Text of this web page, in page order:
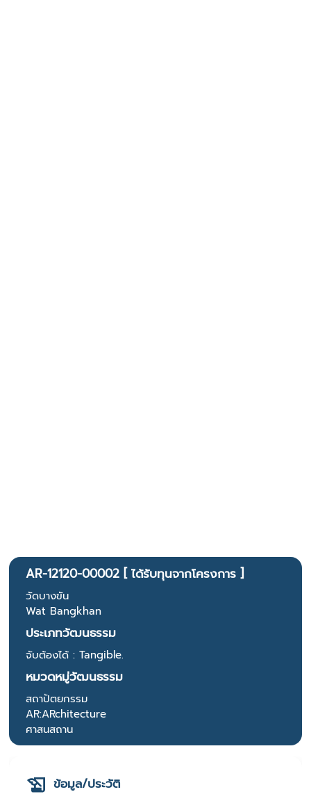
AR-12120-00002 [ ได้รับทุนจากโครงการ ]
วัดบางขัน
Wat Bangkhan
ประเภทวัฒนธรรม
จับต้องได้ : Tangible.
หมวดหมู่วัฒนธรรม
สถาปัตยกรรม
AR:ARchitecture
ศาสนสถาน
ข้อมูล/ประวัติ